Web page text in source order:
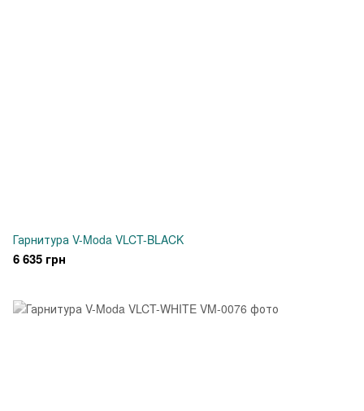
Гарнитура V-Moda VLCT-BLACK
6 635 грн